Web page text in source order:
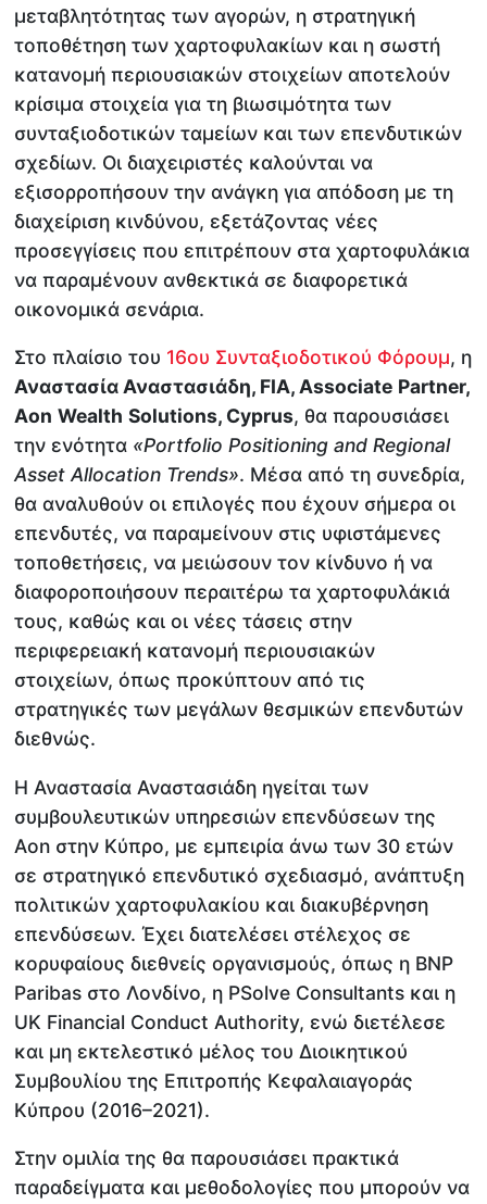
μεταβλητότητας των αγορών, η στρατηγική
τοποθέτηση των χαρτοφυλακίων και η σωστή
κατανομή περιουσιακών στοιχείων αποτελούν
κρίσιμα στοιχεία για τη βιωσιμότητα των
συνταξιοδοτικών ταμείων και των επενδυτικών
σχεδίων. Οι διαχειριστές καλούνται να
εξισορροπήσουν την ανάγκη για απόδοση με τη
διαχείριση κινδύνου, εξετάζοντας νέες
προσεγγίσεις που επιτρέπουν στα χαρτοφυλάκια
να παραμένουν ανθεκτικά σε διαφορετικά
οικονομικά σενάρια.
Στο πλαίσιο του 16ου Συνταξιοδοτικού Φόρουμ, η
Αναστασία Αναστασιάδη, FIA, Associate Partner,
Aon Wealth Solutions, Cyprus, θα παρουσιάσει
την ενότητα «Portfolio Positioning and Regional
Asset Allocation Trends». Μέσα από τη συνεδρία,
θα αναλυθούν οι επιλογές που έχουν σήμερα οι
επενδυτές, να παραμείνουν στις υφιστάμενες
τοποθετήσεις, να μειώσουν τον κίνδυνο ή να
διαφοροποιήσουν περαιτέρω τα χαρτοφυλάκιά
τους, καθώς και οι νέες τάσεις στην
περιφερειακή κατανομή περιουσιακών
στοιχείων, όπως προκύπτουν από τις
στρατηγικές των μεγάλων θεσμικών επενδυτών
διεθνώς.
Η Αναστασία Αναστασιάδη ηγείται των
συμβουλευτικών υπηρεσιών επενδύσεων της
Aon στην Κύπρο, με εμπειρία άνω των 30 ετών
σε στρατηγικό επενδυτικό σχεδιασμό, ανάπτυξη
πολιτικών χαρτοφυλακίου και διακυβέρνηση
επενδύσεων. Έχει διατελέσει στέλεχος σε
κορυφαίους διεθνείς οργανισμούς, όπως η BNP
Paribas στο Λονδίνο, η PSolve Consultants και η
UK Financial Conduct Authority, ενώ διετέλεσε
και μη εκτελεστικό μέλος του Διοικητικού
Συμβουλίου της Επιτροπής Κεφαλαιαγοράς
Κύπρου (2016–2021).
Στην ομιλία της θα παρουσιάσει πρακτικά
παραδείγματα και μεθοδολογίες που μπορούν να